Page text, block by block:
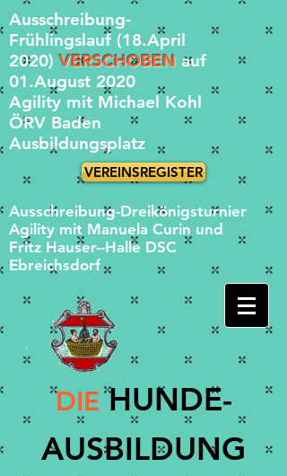
Ausschreibung-
Frühlingslauf (18.April
2020)VERSCHOBEN auf
01.August 2020
Agility mit Michael Kohl
ÖRV Baden
Ausbildungsplatz
VEREINSREGISTER
Ausschreibung-Dreikönigsturnier
Agility mit Manuela Curin und
Fritz Hauser--Halle DSC
Ebreichsdorf
DIE​ HUNDE-
AUSBILDUNG